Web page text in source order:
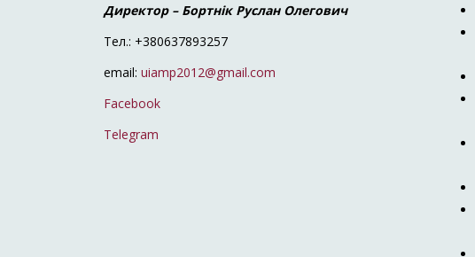
Директор – Бортнік Руслан Олегович
Тел.: +380637893257
email: uiamp2012@gmail.com
Facebook
Telegram